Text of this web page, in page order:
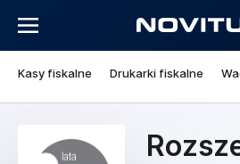
Kasy fiskalne Drukarki fiskalne